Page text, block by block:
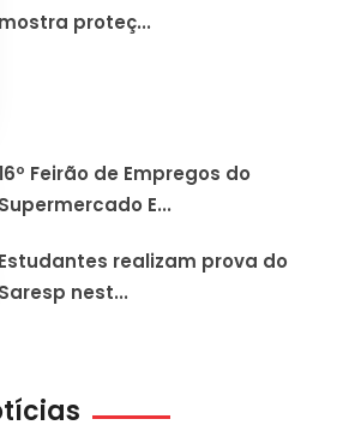
mostra proteç...
Feirão de Empregos do
Supermercado E...
Estudantes realizam prova do
Saresp nest...